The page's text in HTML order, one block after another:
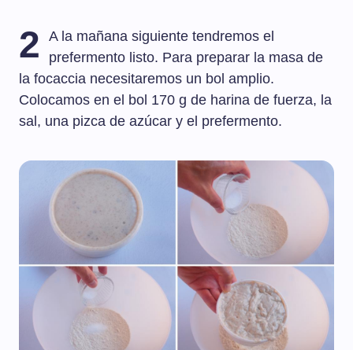
2
A la mañana siguiente tendremos el
prefermento listo. Para preparar la masa de
la focaccia necesitaremos un bol amplio.
Colocamos en el bol 170 g de harina de fuerza, la
sal, una pizca de azúcar y el prefermento.